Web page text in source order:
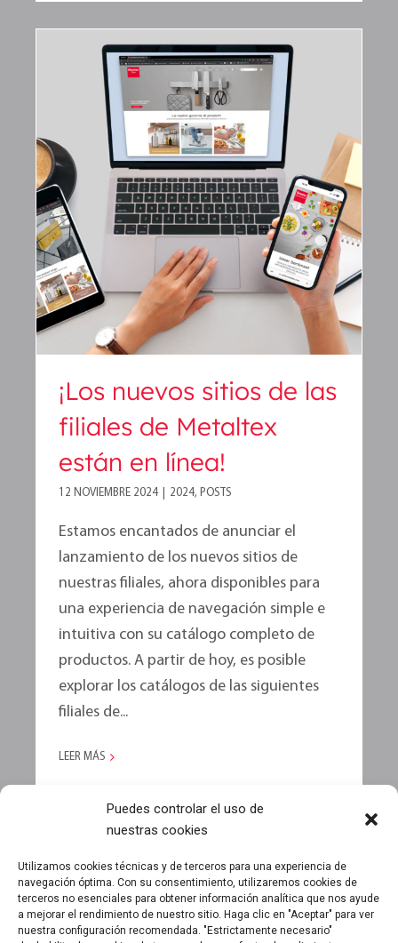
Puedes controlar el uso de
nuestras cookies
Utilizamos cookies técnicas y de terceros para una experiencia de
navegación óptima. Con su consentimiento, utilizaremos cookies de
terceros no esenciales para obtener información analítica que nos ayude
a mejorar el rendimiento de nuestro sitio. Haga clic en "Aceptar" para ver
nuestra configuración recomendada. "Estrictamente necesario"
¡Los nuevos sitios de las
filiales de Metaltex están en
línea!
¡Los nuevos sitios de las
filiales de Metaltex
están en línea!
12 NOVIEMBRE 2024 2024, POSTS
Estamos encantados de anunciar el
lanzamiento de los nuevos sitios de
nuestras filiales, ahora disponibles para
una experiencia de navegación simple e
intuitiva con su catálogo completo de
productos. A partir de hoy, es posible
explorar los catálogos de las siguientes
filiales de...
LEER MÁS
CARGAR MÁS ENTRADAS